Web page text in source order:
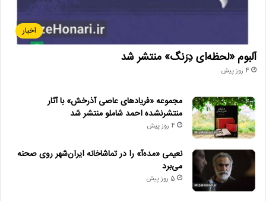
اخبار
آلبوم «لحظه‌ای دِرَنگ» منتشر شد
4 روز پیش
مجموعه «فریادهای عاصی آذرخش» با آثار
منتشرنشده احمد شاملو منتشر شد
4 روز پیش
نعیمی «مده‌آ» را در تماشاخانه ایران‌شهر روی صحنه
می‌برد
5 روز پیش